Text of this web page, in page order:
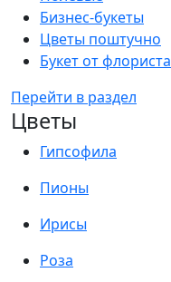
Бизнес-букеты
Цветы поштучно
Букет от флориста
Перейти в раздел
Цветы
Гипсофила
Пионы
Ирисы
Роза